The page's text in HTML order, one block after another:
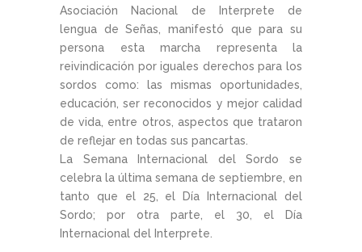
Asociación Nacional de Interprete de
lengua de Señas, manifestó que para su
persona esta marcha representa la
reivindicación por iguales derechos para los
sordos como: las mismas oportunidades,
educación, ser reconocidos y mejor calidad
de vida, entre otros, aspectos que trataron
de reflejar en todas sus pancartas.
La Semana Internacional del Sordo se
celebra la última semana de septiembre, en
tanto que el 25, el Día Internacional del
Sordo; por otra parte, el 30, el Día
Internacional del Interprete.